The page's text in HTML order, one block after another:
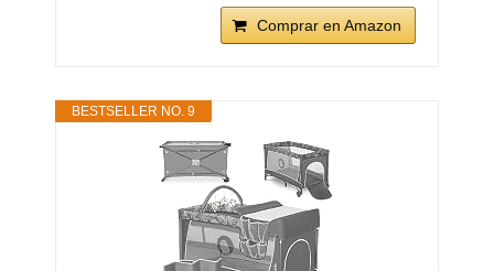
Comprar en Amazon
BESTSELLER NO. 9